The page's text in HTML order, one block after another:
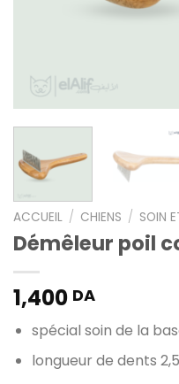
ACCUEIL / CHIENS / SOIN
Démêleur poil
1,400 DA
spécial soin de la
longueur de dents